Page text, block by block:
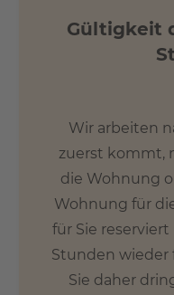
Gültigkeit
Wir arbeiten
zuerst kommt,
die Wohnung
Wohnung für
für Sie
Stunden wieder
Sie daher